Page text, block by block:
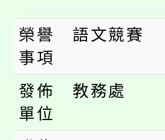
局官網。
開!
115年桃園
田徑場及游
桃園市低收
視費優惠，
大園自造教
份教師增能
大溪自造教
榮譽
事項
語文競賽
發佈
單位
教務處